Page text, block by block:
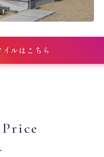
ルはこちら